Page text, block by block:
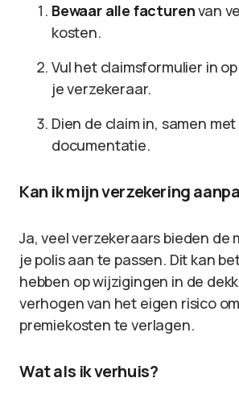
Bewaar alle facturenvan
kosten.
Vul het claimsformulier in
je verzekeraar.
Dien de claim in, samen
documentatie.
Kan ik mijn verzekering
Ja, veel verzekeraars bieden de
je polis aan te passen. Dit kan
hebben op wijzigingen in de
verhogen van het eigen risico
premiekosten te verlagen.
Wat als ik verhuis?